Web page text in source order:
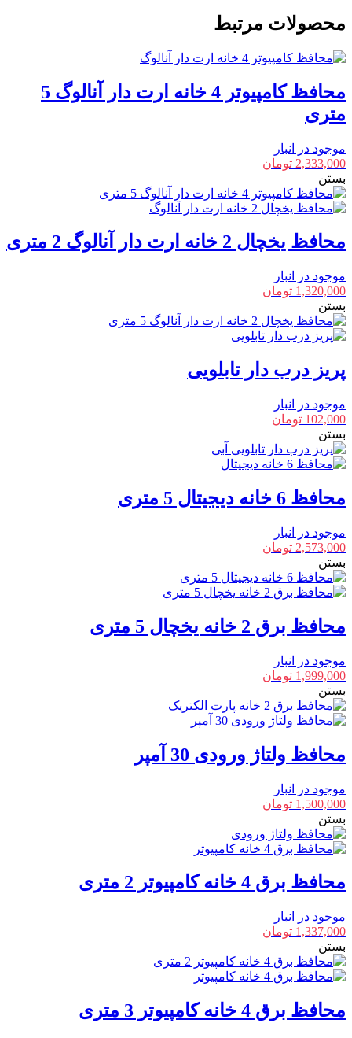
ارت
آنالوگ
متری
عدد
محصولات مرتبط
محافظ کامپیوتر 4 خانه ارت دار آنالوگ 5
متری
موجود در انبار
2,333,000 تومان
بستن
محافظ یخچال 2 خانه ارت دار آنالوگ 2 متری
موجود در انبار
1,320,000 تومان
بستن
پریز درب دار تابلویی
موجود در انبار
102,000 تومان
بستن
محافظ 6 خانه دیجیتال 5 متری
موجود در انبار
2,573,000 تومان
بستن
محافظ برق 2 خانه یخچال 5 متری
موجود در انبار
1,999,000 تومان
بستن
محافظ ولتاژ ورودی 30 آمپر
موجود در انبار
1,500,000 تومان
بستن
محافظ برق 4 خانه کامپیوتر 2 متری
موجود در انبار
1,337,000 تومان
بستن
محافظ برق 4 خانه کامپیوتر 3 متری